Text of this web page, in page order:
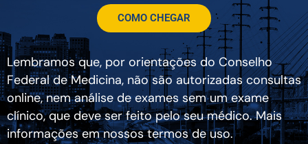
COMO CHEGAR
Lembramos que, por orientações do Conselho
Federal de Medicina, não são autorizadas consultas
online, nem análise de exames sem um exame
clínico, que deve ser feito pelo seu médico. Mais
informações em nossos termos de uso.